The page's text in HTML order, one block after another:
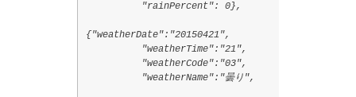
"rainPercent": 0},
{"weatherDate":"20150421",
"weatherTime":"21",
"weatherCode":"03",
"weatherName":"曇り",